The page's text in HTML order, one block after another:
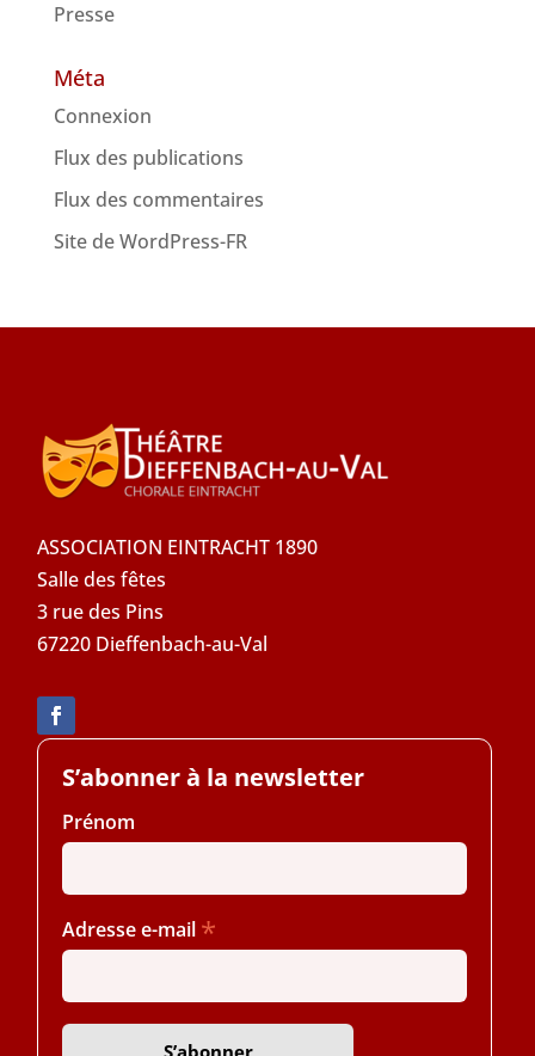
Presse
Méta
Connexion
Flux des publications
Flux des commentaires
Site de WordPress-FR
ASSOCIATION EINTRACHT 1890
Salle des fêtes
3 rue des Pins
67220 Dieffenbach-au-Val
S’abonner à la newsletter
Prénom
Adresse e-mail *